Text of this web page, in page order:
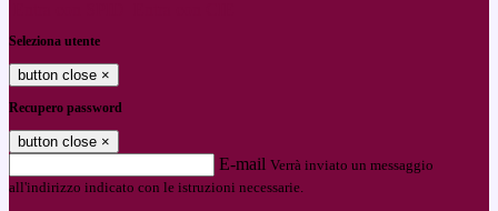
Seleziona utente
button close ×
Recupero password
button close ×
E-mail Verrà inviato un messaggio
all'indirizzo indicato con le istruzioni necessarie.